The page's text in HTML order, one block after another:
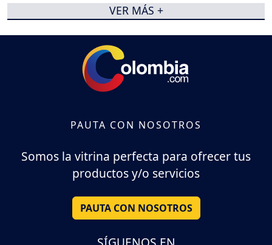
VER MÁS +
PAUTA CON NOSOTROS
Somos la vitrina perfecta para ofrecer tus
productos y/o servicios
PAUTA CON NOSOTROS